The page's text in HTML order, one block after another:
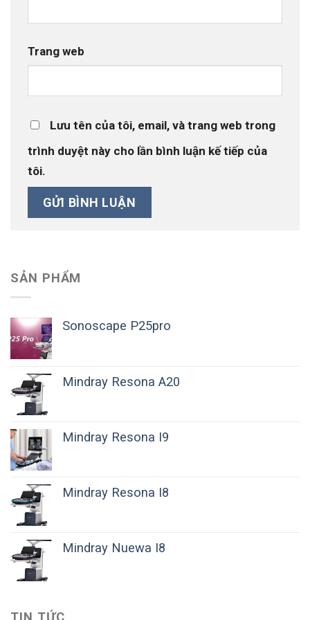
Trang web
Lưu tên của tôi, email, và trang web trong
trình duyệt này cho lần bình luận kế tiếp của
tôi.
SẢN PHẨM
Sonoscape P25pro
Mindray Resona A20
Mindray Resona I9
Mindray Resona I8
Mindray Nuewa I8
TIN TỨC